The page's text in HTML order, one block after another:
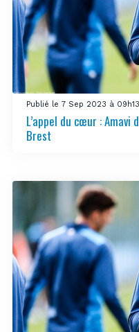
Publié le 7 Sep 2023 à 09h13
L’appel du cœur :
Brest